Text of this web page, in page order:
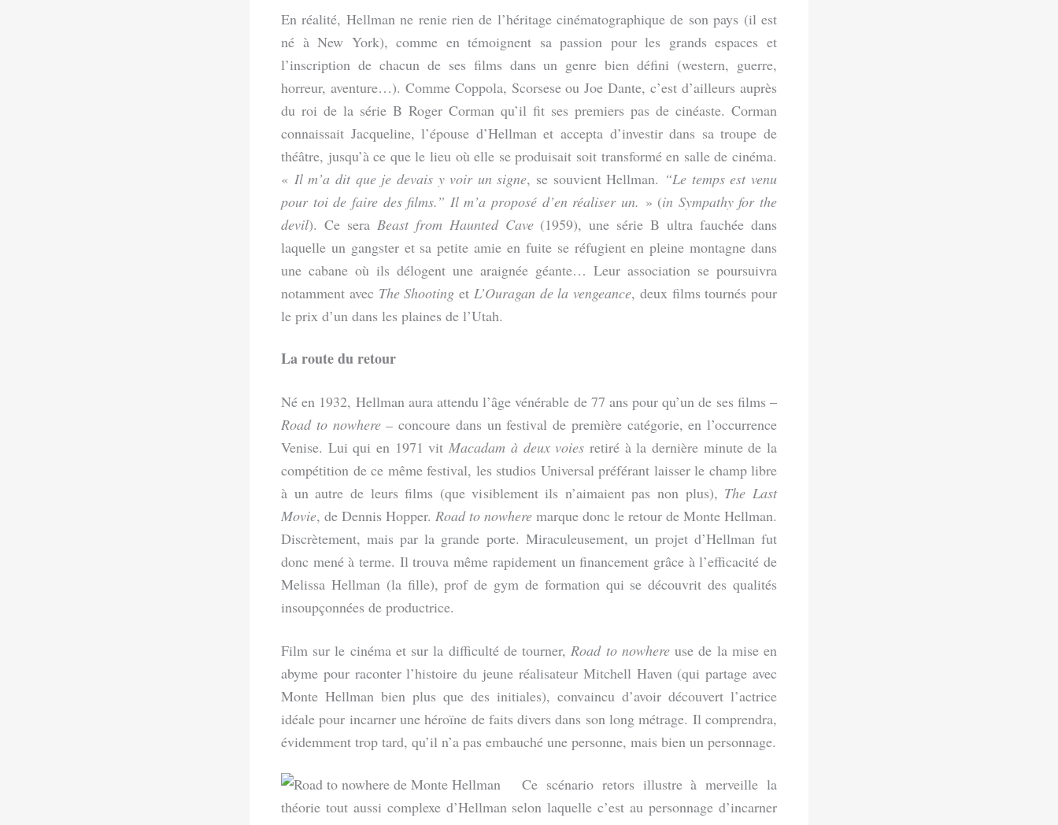
En réalité, Hellman ne renie rien de l’héritage cinématographique de son pays (il est
né à New York), comme en témoignent sa passion pour les grands espaces et
l’inscription de chacun de ses films dans un genre bien défini (western, guerre,
horreur, aventure…). Comme Coppola, Scorsese ou Joe Dante, c’est d’ailleurs auprès
du roi de la série B Roger Corman qu’il fit ses premiers pas de cinéaste. Corman
connaissait Jacqueline, l’épouse d’Hellman et accepta d’investir dans sa troupe de
théâtre, jusqu’à ce que le lieu où elle se produisait soit transformé en salle de cinéma.
« Il m’a dit que je devais y voir un signe, se souvient Hellman. “Le temps est venu
pour toi de faire des films.” Il m’a proposé d’en réaliser un. » (in Sympathy for the
devil). Ce sera Beast from Haunted Cave(1959), une série B ultra fauchée dans
laquelle un gangster et sa petite amie en fuite se réfugient en pleine montagne dans
une cabane où ils délogent une araignée géante… Leur association se poursuivra
notamment avec The Shooting et L’Ouragan de la vengeance, deux films tournés pour
le prix d’un dans les plaines de l’Utah.
La route du retour
Né en 1932, Hellman aura attendu l’âge vénérable de 77 ans pour qu’un de ses films –
Road to nowhere – concoure dans un festival de première catégorie, en l’occurrence
Venise. Lui qui en 1971 vitMacadam à deux voies retiré à la dernière minute de la
compétition de ce même festival, les studios Universal préférant laisser le champ libre
à un autre de leurs films (que visiblement ils n’aimaient pas non plus), The Last
Movie, de Dennis Hopper. Road to nowhere marque donc le retour de Monte Hellman.
Discrètement, mais par la grande porte. Miraculeusement, un projet d’Hellman fut
donc mené à terme. Il trouva même rapidement un financement grâce à l’efficacité de
Melissa Hellman (la fille), prof de gym de formation qui se découvrit des qualités
insoupçonnées de productrice.
Film sur le cinéma et sur la difficulté de tourner, Road to nowhereuse de la mise en
abyme pour raconter l’histoire du jeune réalisateur Mitchell Haven (qui partage avec
Monte Hellman bien plus que des initiales), convaincu d’avoir découvert l’actrice
idéale pour incarner une héroïne de faits divers dans son long métrage. Il comprendra,
évidemment trop tard, qu’il n’a pas embauché une personne, mais bien un personnage.
Ce scénario retors illustre à merveille la
théorie tout aussi complexe d’Hellman selon laquelle c’est au personnage d’incarner